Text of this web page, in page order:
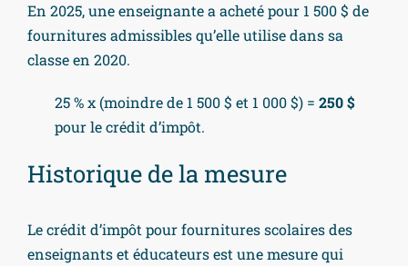
En 2025, une enseignante a acheté pour 1 500 $ de
fournitures admissibles qu’elle utilise dans sa
classe en 2020.
25 % x (moindre de 1 500 $ et 1 000 $) = 250 $
pour le crédit d’impôt.
Historique de la mesure
Le crédit d’impôt pour fournitures scolaires des
enseignants et éducateurs est une mesure qui